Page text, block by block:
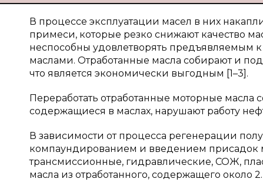
В процессе эксплуатации масел в них
примеси, которые резко снижают качество
неспособны удовлетворять
маслами. Отработанные масла собирают и
что является экономически выгодным [1–3].
Переработать отработанные моторные масла
содержащиеся в маслах, нарушают работу
В зависимости от процесса регенерации
компаундированием и введением присадок
трансмиссионные, гидравлические, СОЖ,
масла из отработанного, содержащего около